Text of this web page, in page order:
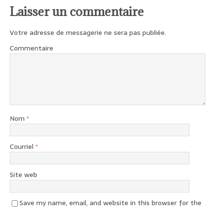
Laisser un commentaire
Votre adresse de messagerie ne sera pas publiée.
Commentaire
Nom *
Courriel *
Site web
Save my name, email, and website in this browser for the